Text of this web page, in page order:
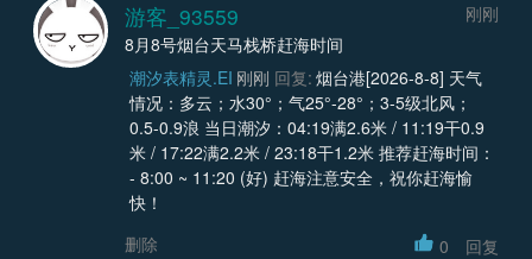
游客_93559
刚刚
8月8号烟台天马栈桥赶海时间
潮汐表精灵.EI 刚刚 回复: 烟台港[2026-8-8] 天气
情况：多云；水30°；气25°-28°；3-5级北风；
0.5-0.9浪 当日潮汐：04:19满2.6米 / 11:19干0.9
米 / 17:22满2.2米 / 23:18干1.2米 推荐赶海时间：
- 8:00 ~ 11:20 (好) 赶海注意安全，祝你赶海愉
快！
删除
0 回复